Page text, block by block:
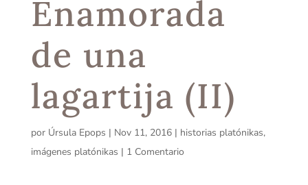
Enamorada
de una
lagartija (II)
por Úrsula Epops | Nov 11, 2016| historias platónikas,
imágenes platónikas | 1 Comentario